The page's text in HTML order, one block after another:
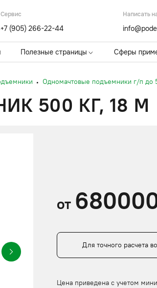
Cервис
+7 (905) 266-22-44
Написать
Полезные страницы Сферы
Одномачтовые подъемники г/п до
500 КГ, 18 М
от
Для точного расчета
Цена приведена с учетом